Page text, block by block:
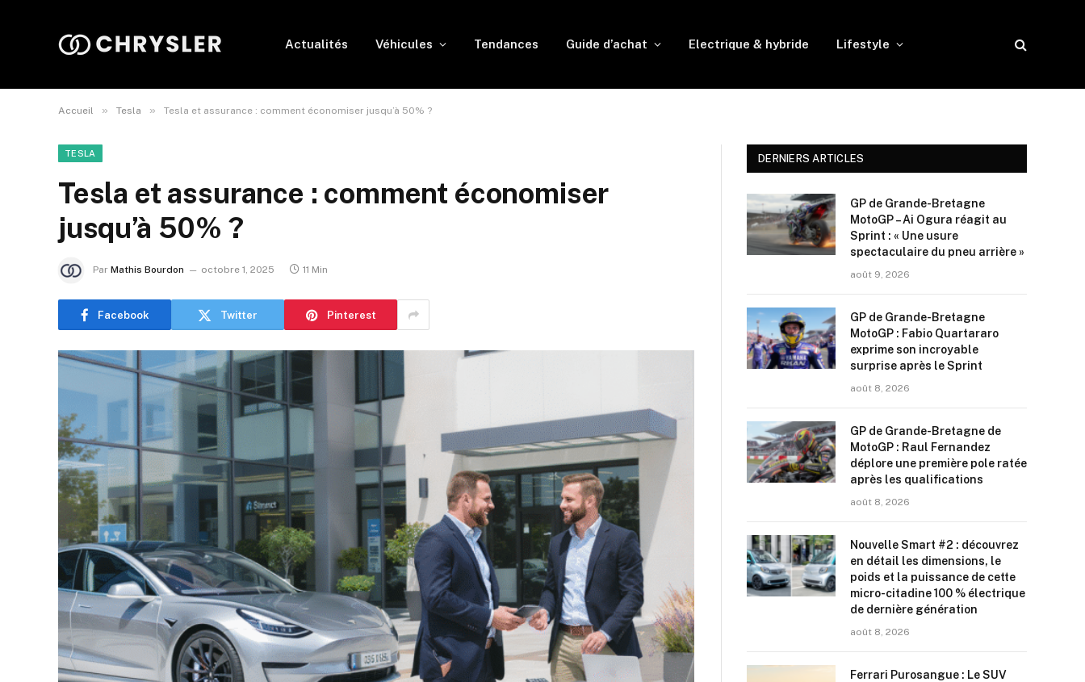
Actualités Véhicules Tendances Guide d’achat Electrique & hybride Lifestyle
Accueil » Tesla » Tesla et assurance : comment économiser jusqu’à 50% ?
TESLA
Tesla et assurance : comment économiser
jusqu’à 50% ?
Par Mathis Bourdon octobre 1, 2025 11 Min
Facebook Twitter Pinterest
DERNIERS ARTICLES
GP de Grande-Bretagne
MotoGP – Ai Ogura réagit au
Sprint : « Une usure
spectaculaire du pneu arrière »
août 9, 2026
GP de Grande-Bretagne
MotoGP : Fabio Quartararo
exprime son incroyable
surprise après le Sprint
août 8, 2026
GP de Grande-Bretagne de
MotoGP : Raul Fernandez
déplore une première pole ratée
après les qualifications
août 8, 2026
Nouvelle Smart #2 : découvrez
en détail les dimensions, le
poids et la puissance de cette
micro-citadine 100 % électrique
de dernière génération
août 8, 2026
Ferrari Purosangue : Le SUV